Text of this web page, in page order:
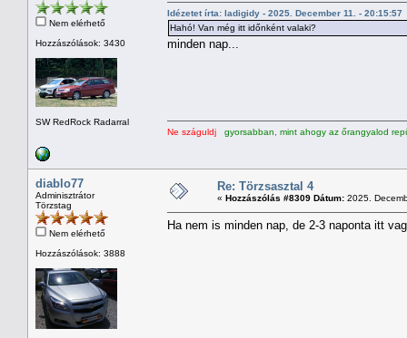
Nem elérhető
Hozzászólások: 3430
SW RedRock Radarral
Idézetet írta: ladigidy - 2025. December 11. - 20:15:57
Hahó! Van még itt időnként valaki?
minden nap...
Ne száguldj gyorsabban, mint ahogy az őrangyalod
diablo77
Adminisztrátor
Törzstag
Nem elérhető
Hozzászólások: 3888
Re: Törzsasztal 4
« Hozzászólás #8309 Dátum: 2025.
Ha nem is minden nap, de 2-3 naponta itt